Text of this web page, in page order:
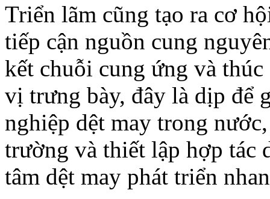
Triển lãm cũng tạo ra cơ
tiếp cận nguồn cung
kết chuỗi cung ứng và
vị trưng bày, đây là dịp để
nghiệp dệt may trong
trường và thiết lập hợp tác
tâm dệt may phát triển